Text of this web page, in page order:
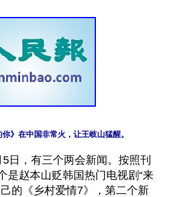
》在中国非常火，让王岐山猛醒。
5日，有三个两会新闻。按照刊
是赵本山贬韩国热门电视剧“来
的《乡村爱情7》，第二个新